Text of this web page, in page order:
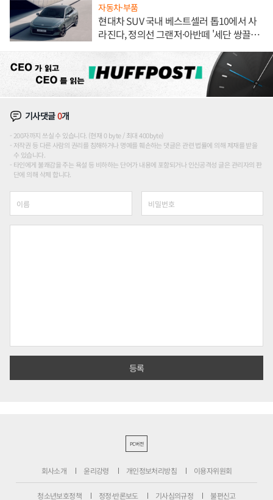
자동차·부품
현대차 SUV 국내 베스트셀러 톱10에서 사
라진다, 정의선 그랜저·아반떼 '세단 쌍끌
기사댓글0개
200자까지 쓰실 수 있습니다. (현재 0 byte / 최대 400byte)
저작권 등 다른 사람의 권리를 침해하거나 명예를 훼손하는 댓글은 관련 법률에 의해 제재를 받을
수 있습니다.
타인에게 불쾌감을 주는 욕설 등 비하하는 단어가 내용에 포함되거나 인신공격성 글은 관리자의 판
단에 의해 삭제 합니다.
PC버전
회사소개 윤리강령 개인정보처리방침 이용자위원회
청소년보호정책 정정·반론보도 기사심의규정 불편신고